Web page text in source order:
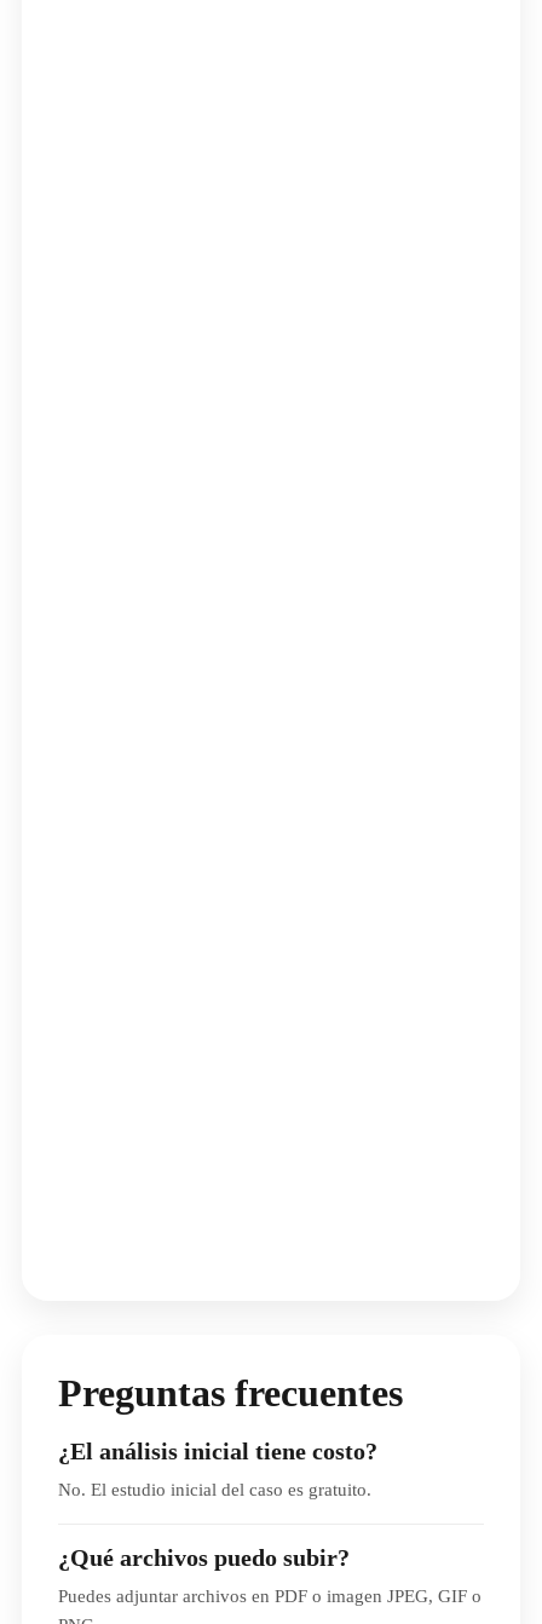
Preguntas frecuentes
¿El análisis inicial tiene costo?
No. El estudio inicial del caso es gratuito.
¿Qué archivos puedo subir?
Puedes adjuntar archivos en PDF o imagen JPEG, GIF o